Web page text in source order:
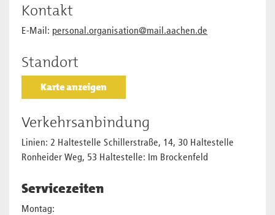
Kontakt
E-Mail: personal.organisation@mail.aachen.de
Standort
Karte anzeigen
Verkehrsanbindung
Linien: 2 Haltestelle Schillerstraße, 14, 30 Haltestelle
Ronheider Weg, 53 Haltestelle: Im Brockenfeld
Servicezeiten
Montag: